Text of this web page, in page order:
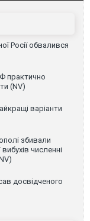
Росії обвалився
практично
(NV)
варіанти
збивали
численні
досвідченого